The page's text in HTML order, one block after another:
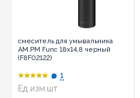
смеситель для умывальника
AM.PM Func 18х14,8 черный
(F8F02122)
Ед изм:шт
1